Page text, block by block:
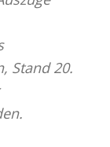
Stand 20.